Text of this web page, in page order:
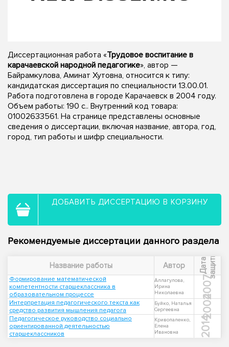
Диссертационная работа «Трудовое воспитание в
карачаевской народной педагогике», автор —
Байрамкулова, Аминат Хутовна, относится к типу:
кандидатская диссертация по специальности 13.00.01.
Работа подготовлена в городе Карачаевск в 2004 году.
Объем работы: 190 с.. Внутренний код товара:
01002633561. На странице представлены основные
сведения о диссертации, включая название, автора, год,
город, тип работы и шифр специальности.
ДОБАВИТЬ ДИССЕРТАЦИЮ В КОРЗИНУ
Рекомендуемые диссертации данного раздела
Название работы Автор Д
а
т
а
з
а
щ
и
т ы
Формирование математической
компетентности старшеклассника в
образовательном процессе
Аллагулова,
Ирина
Николаевна
2007
Интерпретация педагогического текста как
средство развития мышления педагога
Буйко, Наталья
Сергеевна
2004
Педагогическое руководство социально
ориентированной деятельностью
старшеклассников
Кривопаленко,
Елена
Ивановна
2014